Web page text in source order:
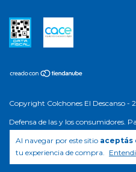
Al navegar por este sitio aceptás
tu experiencia de compra.
Copyright Colchones El Descanso -
Defensa de las y los consumidores.
de arrepentimiento